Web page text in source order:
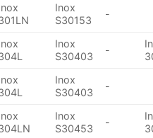
Inox
S30153
-
Inox
S30403
-
Inox
S30403
-
Inox
S30453
-